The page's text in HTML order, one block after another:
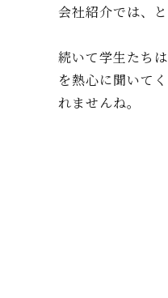
会社紹介では、
続いて学生たち
を熱心に聞いて
れませんね。